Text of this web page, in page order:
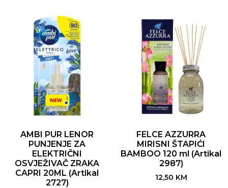
AMBI PUR LENOR
PUNJENJE ZA
ELEKTRIČNI
OSVJEŽIVAČ ZRAKA
CAPRI 20ML (Artikal
2727)
FELCE AZZURRA
MIRISNI ŠTAPIĆI
BAMBOO 120 ml (Artikal
2987)
12,50 KM